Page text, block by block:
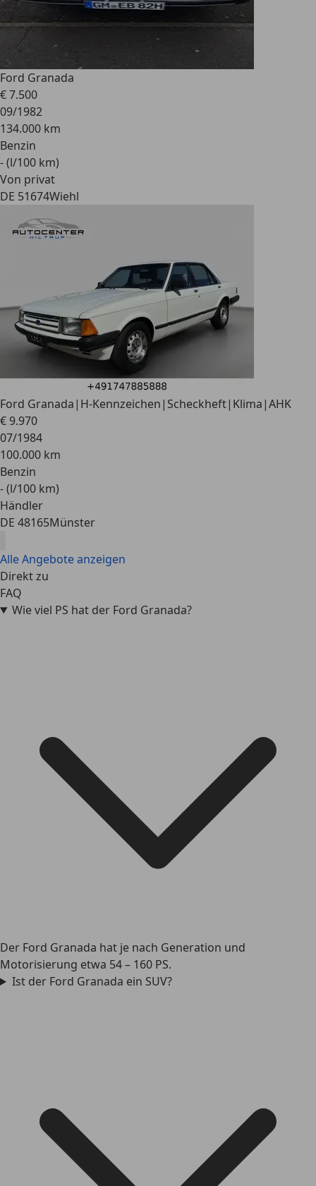
Ford Granada
€ 7.500
09/1982
134.000 km
Benzin
- (l/100 km)
Von privat
DE 51674Wiehl
Ford Granada|H-Kennzeichen|Scheckheft|Klima|AHK
€ 9.970
07/1984
100.000 km
Benzin
- (l/100 km)
Händler
DE 48165Münster
Alle Angebote anzeigen
Direkt zu
FAQ
Wie viel PS hat der Ford Granada?
Der Ford Granada hat je nach Generation und
Motorisierung etwa 54 – 160 PS.
Ist der Ford Granada ein SUV?